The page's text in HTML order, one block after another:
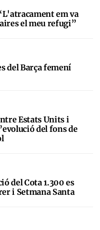
em va
el meu refugi”
del Barça femení
Estats Units i
del fons de
del Cota 1.300 es
i Setmana Santa